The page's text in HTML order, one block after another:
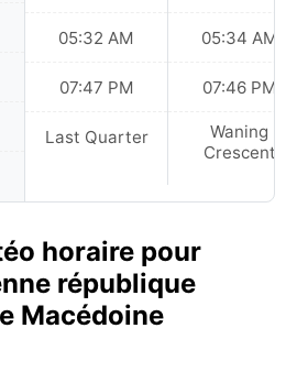
05:32 AM
07:47 PM
Last Quarter
05:34 AM
07:46 PM
Waning
Crescent
horaire pour
république
Macédoine